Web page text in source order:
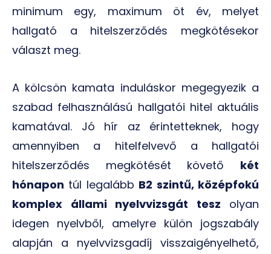
minimum egy, maximum öt év, melyet
hallgató a hitelszerződés megkötésekor
választ meg.
A kölcsön kamata induláskor megegyezik a
szabad felhasználású hallgatói hitel aktuális
kamatával. Jó hír az érintetteknek, hogy
amennyiben a hitelfelvevő a hallgatói
hitelszerződés megkötését követő két
hónapon túl legalább B2 szintű, középfokú
komplex állami nyelvvizsgát tesz olyan
idegen nyelvből, amelyre külön jogszabály
alapján a nyelvvizsgadíj visszaigényelhető,